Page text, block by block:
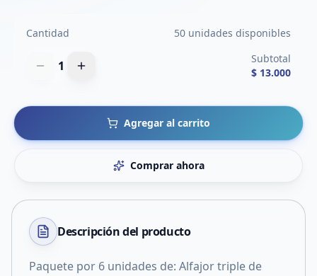
Cantidad 50 unidades disponibles
1
Subtotal
$ 13.000
Agregar al carrito
Comprar ahora
Descripción del producto
Paquete por 6 unidades de: Alfajor triple de